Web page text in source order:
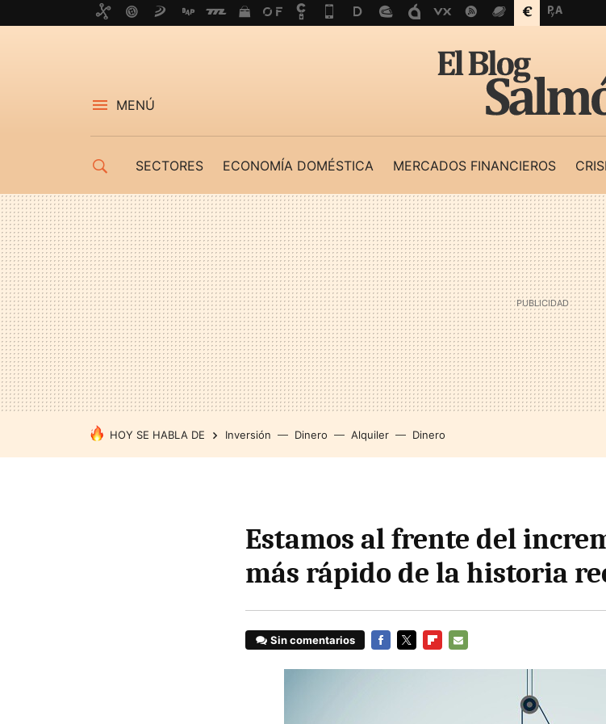
MENÚ
SECTORES ECONOMÍA DOMÉSTICA MERCADOS FINANCIEROS
HOY SE HABLA DE Inversión Dinero Alquiler Dinero
Estamos al frente del
más rápido de la historia
Sin comentarios